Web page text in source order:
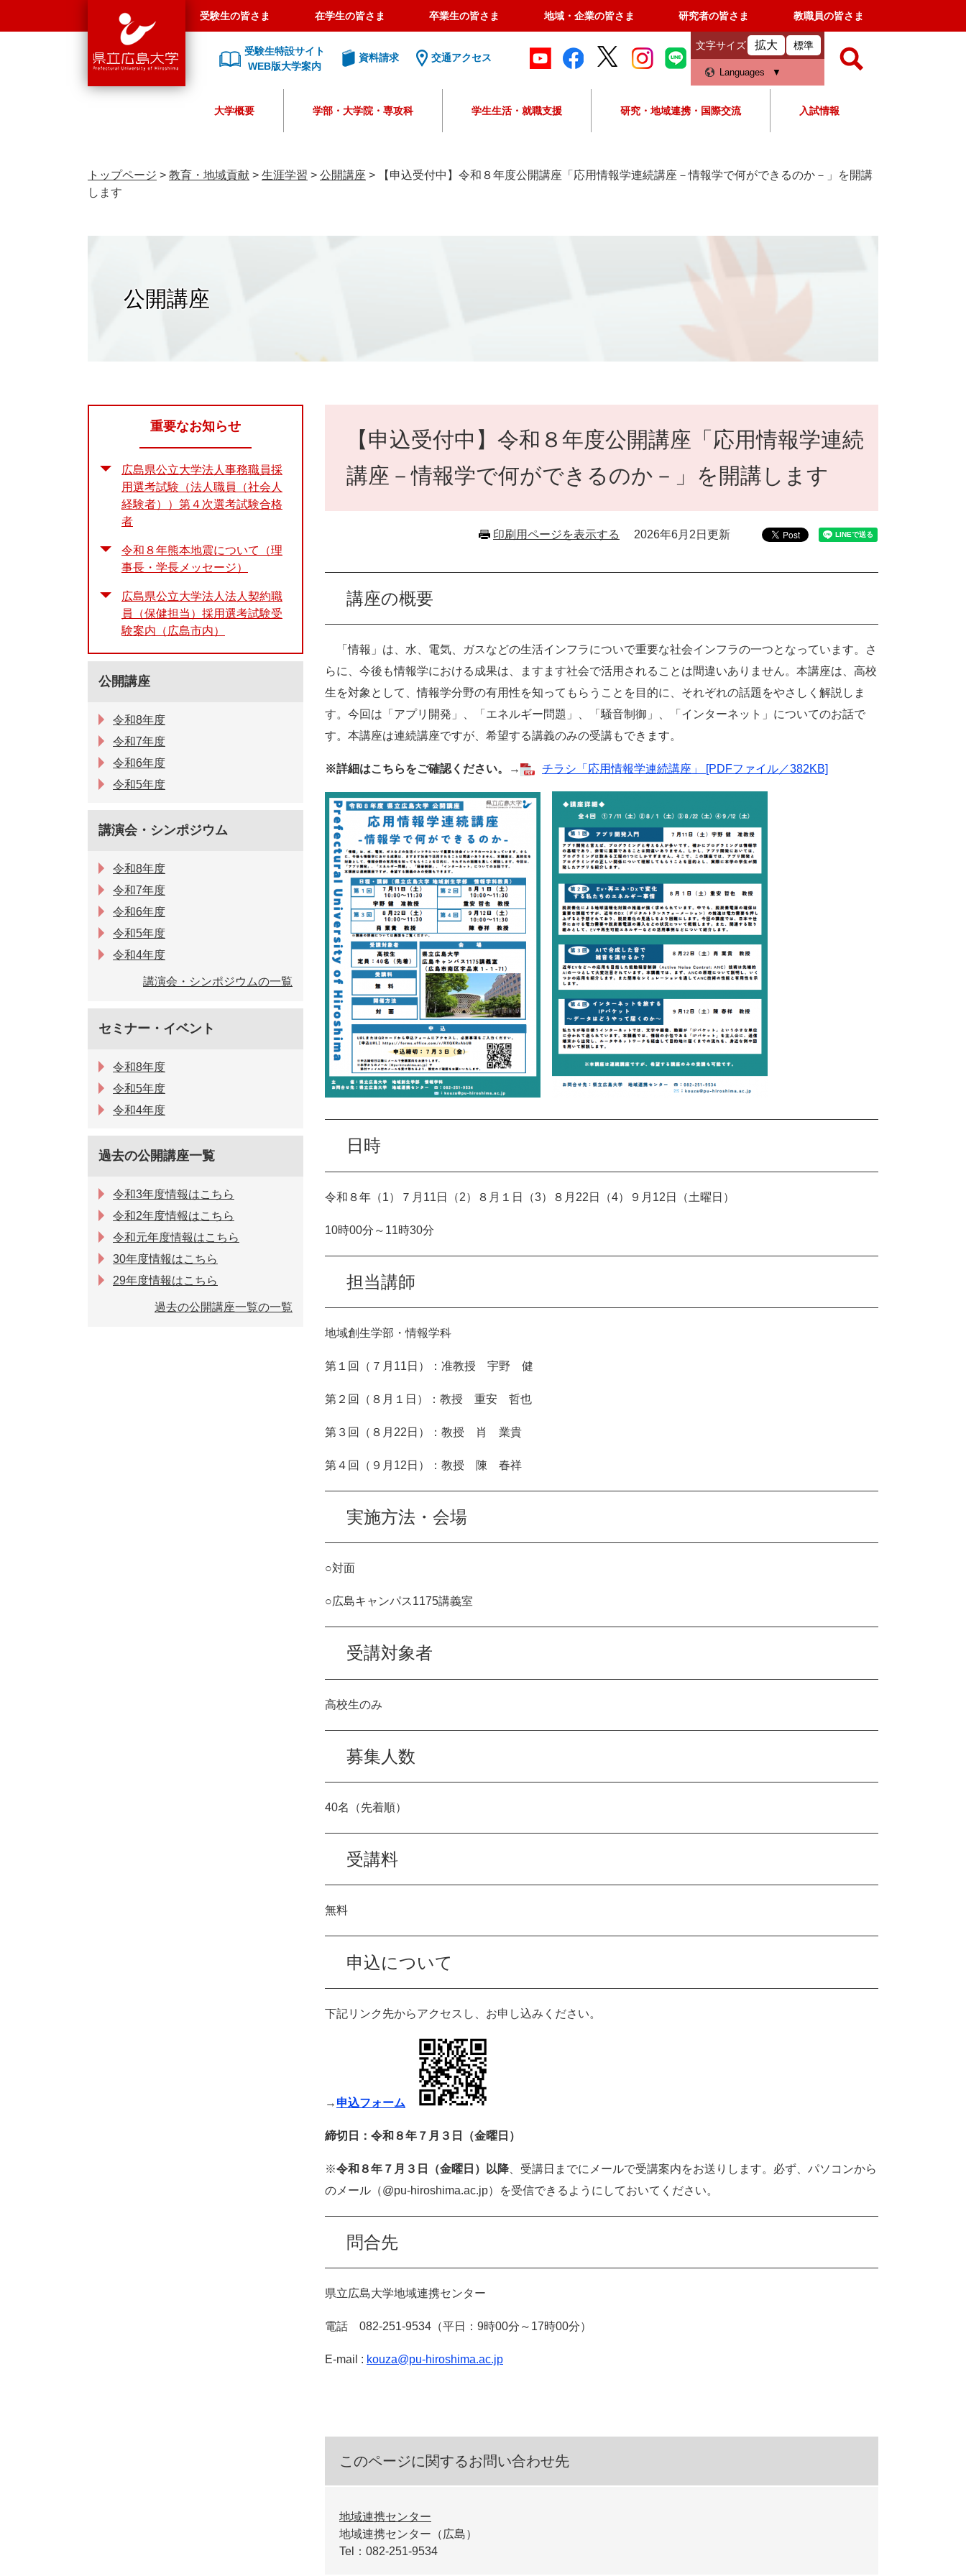
島
大
受験生の皆さま 在学生の皆さま 卒業生の皆さま 地域・企業の皆さま 研究者の皆さま 教職員の皆さま
受験生特設サイト
WEB版大学案内
資料請求 交通アクセス
文字サイズ 拡大 標準
Languages
o
大学概要 学部・大学院・専攻科 学生生活・就職支援 研究・地域連携・国際交流 入試情報
トップページ > 教育・地域貢献 > 生涯学習 > 公開講座 >
【申込受付中】令和８年度公開講座「応用情報学連続講座－情報学で何ができるのか－」を開講
します
公開講座
【申込受付中】令和８年度公開講座「応用情報学連続
講座－情報学で何ができるのか－」を開講します
印刷用ページを表示する 2026年6月2日更新
講座の概要
「情報」は、水、電気、ガスなどの生活インフラについで重要な社会インフラの一つとなっています。さ
らに、今後も情報学における成果は、ますます社会で活用されることは間違いありません。本講座は、高校
生を対象として、情報学分野の有用性を知ってもらうことを目的に、それぞれの話題をやさしく解説しま
す。今回は「アプリ開発」、「エネルギー問題」、「騒音制御」、「インターネット」についてのお話で
す。本講座は連続講座ですが、希望する講義のみの受講もできます。
※詳細はこちらをご確認ください。 → チラシ「応用情報学連続講座」 [PDFファイル／382KB]
日時
令和８年（1）７月11日（2）８月１日（3）８月22日（4）９月12日（土曜日）
10時00分～11時30分
担当講師
地域創生学部・情報学科
第１回（７月11日）：准教授 宇野 健
第２回（８月１日）：教授 重安 哲也
第３回（８月22日）：教授 肖 業貴
第４回（９月12日）：教授 陳 春祥
実施方法・会場
○対面
○広島キャンパス1175講義室
受講対象者
高校生のみ
募集人数
40名（先着順）
受講料
無料
申込について
下記リンク先からアクセスし、お申し込みください。
→ 申込フォーム
締切日：令和８年７月３日（金曜日）
※令和８年７月３日（金曜日）以降 、受講日までにメールで受講案内をお送りします。必ず、パソコンから
のメール（@pu-hiroshima.ac.jp）を受信できるようにしておいてください。
問合先
県立広島大学地域連携センター
電話 082-251-9534（平日：9時00分～17時00分）
E-mail : kouza@pu-hiroshima.ac.jp
このページに関するお問い合わせ先
地域連携センター
地域連携センター（広島）
Tel：082-251-9534
重要なお知らせ
広島県公立大学法人事務職員採
用選考試験（法人職員（社会人
経験者））第４次選考試験合格
者
令和８年熊本地震について（理
事長・学長メッセージ）
広島県公立大学法人法人契約職
員（保健担当）採用選考試験受
験案内（広島市内）
公開講座
令和8年度
令和7年度
令和6年度
令和5年度
講演会・シンポジウム
令和8年度
令和7年度
令和6年度
令和5年度
令和4年度
講演会・シンポジウムの一覧
セミナー・イベント
令和8年度
令和5年度
令和4年度
過去の公開講座一覧
令和3年度情報はこちら
令和2年度情報はこちら
令和元年度情報はこちら
30年度情報はこちら
29年度情報はこちら
過去の公開講座一覧の一覧